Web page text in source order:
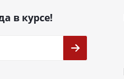
в курсе!